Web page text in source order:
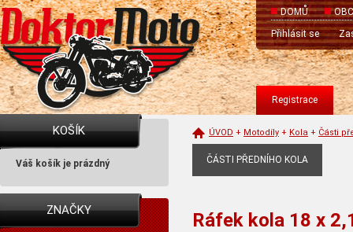
DOMŮ
Přihlásit se
Registrace
KOŠÍK
Váš košík je prázdný
ZNAČKY
ÚVOD + Motodíly + Kola + Části
ČÁSTI PŘEDNÍHO KOLA
Ráfek kola 18 x